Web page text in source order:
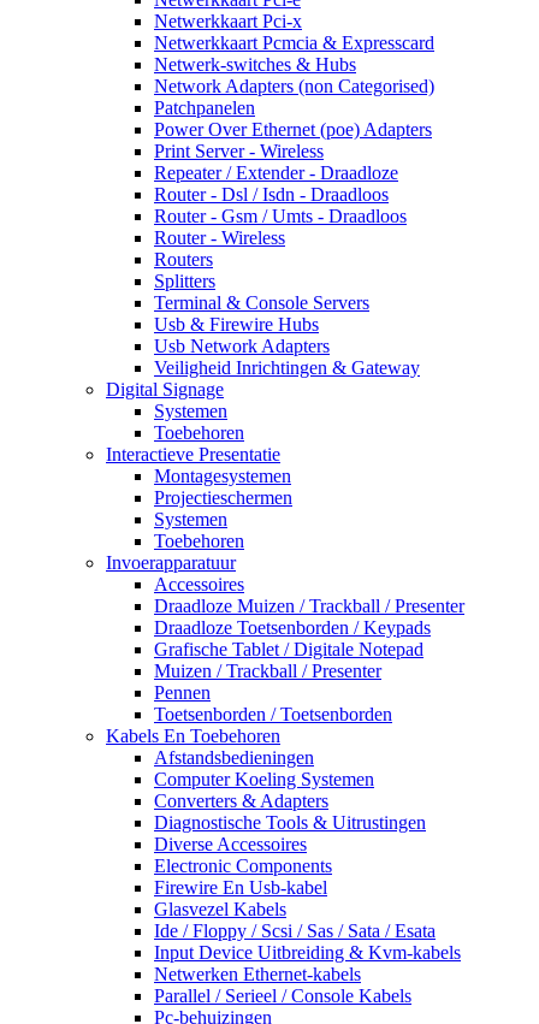
Netwerkkaart Pci-x
Netwerkkaart Pcmcia & Expresscard
Netwerk-switches & Hubs
Network Adapters (non Categorised)
Patchpanelen
Power Over Ethernet (poe) Adapters
Print Server - Wireless
Repeater / Extender - Draadloze
Router - Dsl / Isdn - Draadloos
Router - Gsm / Umts - Draadloos
Router - Wireless
Routers
Splitters
Terminal & Console Servers
Usb & Firewire Hubs
Usb Network Adapters
Veiligheid Inrichtingen & Gateway
Digital Signage
Systemen
Toebehoren
Interactieve Presentatie
Montagesystemen
Projectieschermen
Systemen
Toebehoren
Invoerapparatuur
Accessoires
Draadloze Muizen / Trackball / Presenter
Draadloze Toetsenborden / Keypads
Grafische Tablet / Digitale Notepad
Muizen / Trackball / Presenter
Pennen
Toetsenborden / Toetsenborden
Kabels En Toebehoren
Afstandsbedieningen
Computer Koeling Systemen
Converters & Adapters
Diagnostische Tools & Uitrustingen
Diverse Accessoires
Electronic Components
Firewire En Usb-kabel
Glasvezel Kabels
Ide / Floppy / Scsi / Sas / Sata / Esata
Input Device Uitbreiding & Kvm-kabels
Netwerken Ethernet-kabels
Parallel / Serieel / Console Kabels
Pc-behuizingen